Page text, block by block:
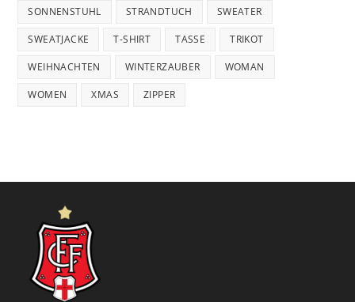
SONNENSTUHL STRANDTUCH SWEATER
SWEATJACKE T-SHIRT TASSE TRIKOT
WEIHNACHTEN WINTERZAUBER WOMAN
WOMEN XMAS ZIPPER